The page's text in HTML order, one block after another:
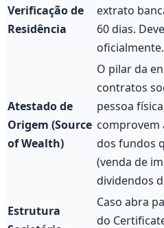
Verificação de
Residência
extrato
60 dias.
oficialmente.
Atestado de
Origem (Source
of Wealth)
O pilar da
contratos
pessoa
comprovem
dos fundos
(venda de
dividendos
Estrutura
Caso abra
do